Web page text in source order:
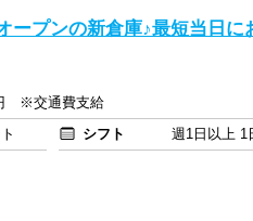
ープンの新倉庫♪最短当日に
※交通費支給
シフト
週1日以上 1